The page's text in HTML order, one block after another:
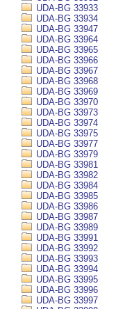
UDA-BG 33933
UDA-BG 33934
UDA-BG 33947
UDA-BG 33964
UDA-BG 33965
UDA-BG 33966
UDA-BG 33967
UDA-BG 33968
UDA-BG 33969
UDA-BG 33970
UDA-BG 33973
UDA-BG 33974
UDA-BG 33975
UDA-BG 33977
UDA-BG 33979
UDA-BG 33981
UDA-BG 33982
UDA-BG 33984
UDA-BG 33985
UDA-BG 33986
UDA-BG 33987
UDA-BG 33989
UDA-BG 33991
UDA-BG 33992
UDA-BG 33993
UDA-BG 33994
UDA-BG 33995
UDA-BG 33996
UDA-BG 33997